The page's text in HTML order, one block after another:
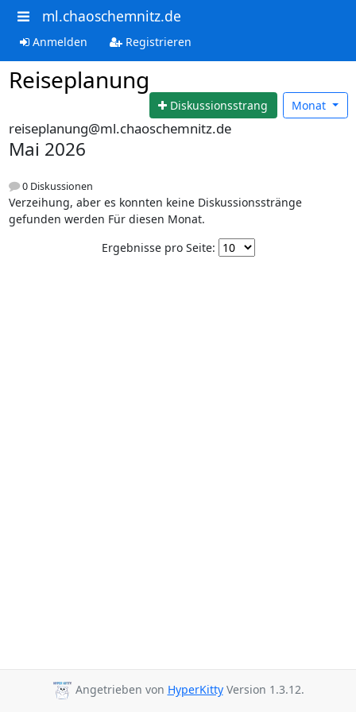
ml.chaoschemnitz.de
Anmelden Registrieren
Reiseplanung
Diskussionsstrang Monat
reiseplanung@ml.chaoschemnitz.de
Mai 2026
0 Diskussionen
Verzeihung, aber es konnten keine Diskussionsstränge
gefunden werden Für diesen Monat.
Ergebnisse pro Seite:
Angetrieben von HyperKittyVersion 1.3.12.